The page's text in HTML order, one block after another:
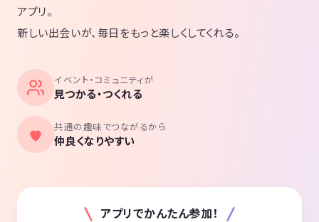
アプリ。
新しい出会いが、毎日をもっと楽しくしてくれる。
イベント・コミュニティが
見つかる・つくれる
共通の趣味でつながるから
仲良くなりやすい
アプリでかんたん参加！